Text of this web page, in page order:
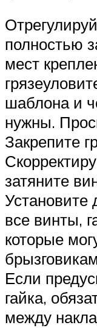
полностью
мест
шаблона и
нужны.
Закрепите
затяните
Установите
все винты,
которые
Если
гайка,
между